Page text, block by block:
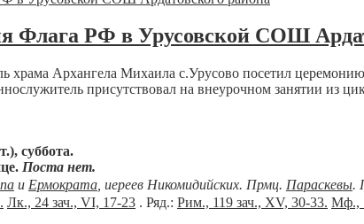
Флага РФ в Урусовской СОШ
храма Архангела Михаила с.Урусово посетил
присутствовал на внеурочном занятии из
суббота.
Поста нет.
и Ермократа , иереев Никомидийских. Прмц. Параскевы.
Лк., 24 зач., VI, 17-23 . Ряд.: Рим., 119 зач., XV, 30-33. Мф.,